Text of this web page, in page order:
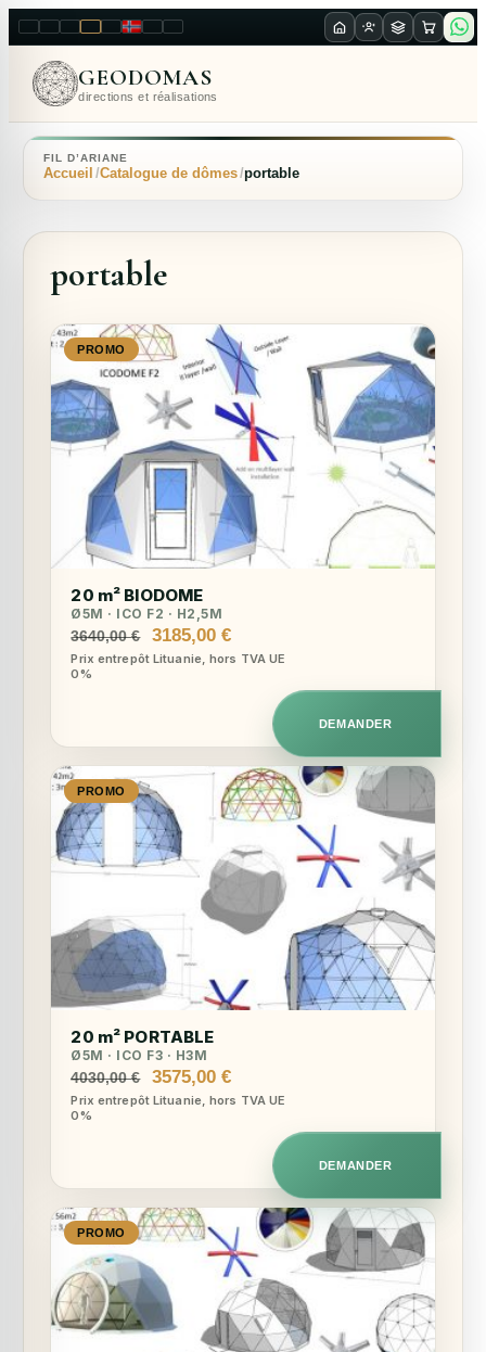
LT ENPL FRRUNOSKRO
GEODOMAS
directions et réalisations
FIL D’ARIANE
Accueil Catalogue de dômes portable
portable
PROMO
20 m² BIODOME
Ø5M · ICO F2 · H2,5M
3640,00€
Le
prix
3185,00€Le
prix
3185,00 €.
Prix entrepôt Lituanie, hors TVA UE
0%
DEMANDER
PROMO
20 m² PORTABLE
Ø5M · ICO F3 · H3M
4030,00€
Le
prix
3575,00€Le
prix
3575,00 €.
Prix entrepôt Lituanie, hors TVA UE
0%
DEMANDER
PROMO